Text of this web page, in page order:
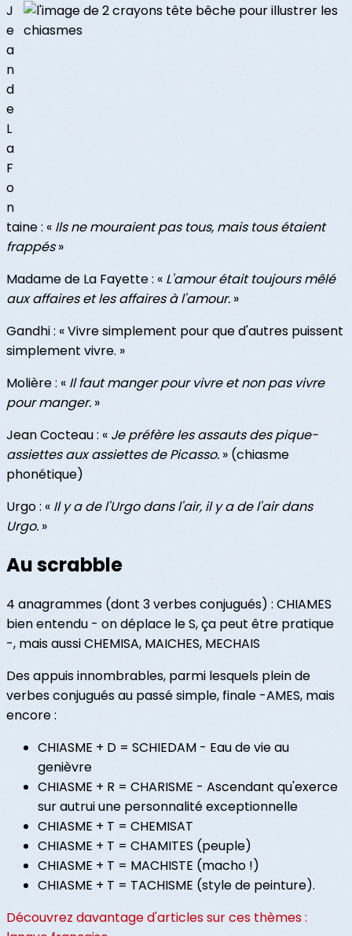
J
e
a
n
d
e
L
a
F
o
n
taine : « Ils ne mouraient pas tous, mais tous étaient
frappés»
Madame de La Fayette : « L'amour était toujours mêlé
aux affaires et les affaires à l'amour. »
Gandhi : « Vivre simplement pour que d'autres puissent
simplement vivre. »
Molière : « Il faut manger pour vivre et non pas vivre
pour manger. »
Jean Cocteau : « Je préfère les assauts des pique-
assiettes aux assiettes de Picasso. » (chiasme
phonétique)
Urgo : « Il y a de l'Urgo dans l'air, il y a de l'air dans
Urgo. »
Au scrabble
4 anagrammes (dont 3 verbes conjugués) : CHIAMES
bien entendu - on déplace le S, ça peut être pratique
-, mais aussi CHEMISA, MAICHES, MECHAIS
Des appuis innombrables, parmi lesquels plein de
verbes conjugués au passé simple, finale -AMES, mais
encore :
CHIASME + D = SCHIEDAM - Eau de vie au
genièvre
CHIASME + R = CHARISME - Ascendant qu'exerce
sur autrui une personnalité exceptionnelle
CHIASME + T = CHEMISAT
CHIASME + T = CHAMITES (peuple)
CHIASME + T = MACHISTE (macho !)
CHIASME + T = TACHISME (style de peinture).
Découvrez davantage d'articles sur ces thèmes :